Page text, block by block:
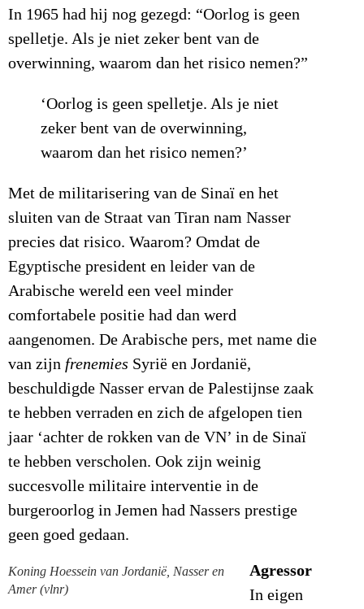
In 1965 had hij nog gezegd: “Oorlog is geen
spelletje. Als je niet zeker bent van de
overwinning, waarom dan het risico nemen?”
‘Oorlog is geen spelletje. Als je niet
zeker bent van de overwinning,
waarom dan het risico nemen?’
Met de militarisering van de Sinaï en het
sluiten van de Straat van Tiran nam Nasser
precies dat risico. Waarom? Omdat de
Egyptische president en leider van de
Arabische wereld een veel minder
comfortabele positie had dan werd
aangenomen. De Arabische pers, met name die
van zijn frenemies Syrië en Jordanië,
beschuldigde Nasser ervan de Palestijnse zaak
te hebben verraden en zich de afgelopen tien
jaar ‘achter de rokken van de VN’ in de Sinaï
te hebben verscholen. Ook zijn weinig
succesvolle militaire interventie in de
burgeroorlog in Jemen had Nassers prestige
geen goed gedaan.
Koning Hoessein van Jordanië, Nasser en
Amer (vlnr)
Agressor
In eigen